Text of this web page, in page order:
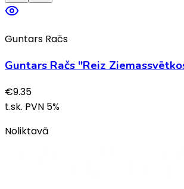
Guntars Račs
Guntars Račs "Reiz
€9.35
t.sk. PVN 5%
Noliktavā